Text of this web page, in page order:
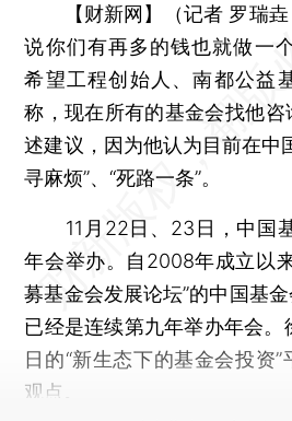
【财新网】（记者 罗瑞
说你们有再多的钱也就做一
希望工程创始人、南都公益
称，现在所有的基金会找他
述建议，因为他认为目前在中
寻麻烦”、“死路一条”。
11月22日、23日，中国
年会举办。自2008年成立以
募基金会发展论坛”的中国基金
已经是连续第九年举办年会。
日的“新生态下的基金会投资
观点。